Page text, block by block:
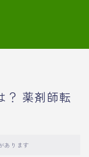
？ 薬剤師転
あります